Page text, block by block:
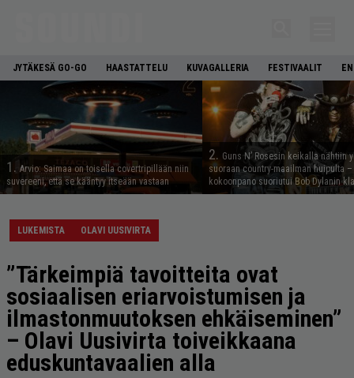
JYTÄKESÄ GO-GO HAASTATTELU KUVAGALLERIA FESTIVAALIT
1. Arvio: Saimaa on toisella covertripillään niin
suvereeni, että se kääntyy itseään vastaan
2. Guns N’ Rosesin keikalla nähtiin
suoraan country-maailman huipulta
kokoonpano suoriutui Bob Dylanin
LUKEMISTA OLAVI UUSIVIRTA
”Tärkeimpiä tavoitteita ovat
sosiaalisen eriarvoistumisen ja
ilmastonmuutoksen ehkäiseminen”
– Olavi Uusivirta toiveikkaana
eduskuntavaalien alla